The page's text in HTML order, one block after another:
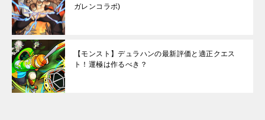
ガレンコラボ)
【モンスト】デュラハンの最新評価と適正クエス
ト！運極は作るべき？